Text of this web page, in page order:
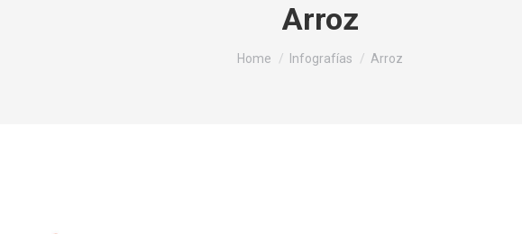
Arroz
You are here:
Home Infografías Arroz